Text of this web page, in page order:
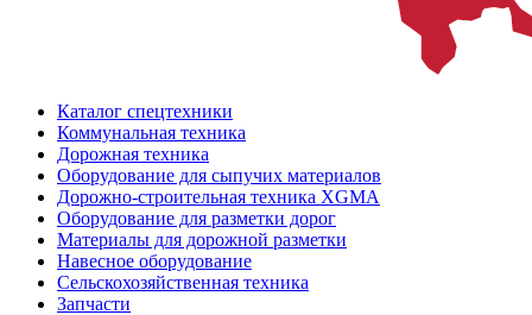
Каталог спецтехники
Коммунальная техника
Дорожная техника
Оборудование для сыпучих материалов
Дорожно-строительная техника XGMA
Оборудование для разметки дорог
Материалы для дорожной разметки
Навесное оборудование
Сельскохозяйственная техника
Запчасти